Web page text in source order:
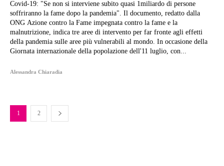
Covid-19: "Se non si interviene subito quasi 1miliardo di persone
soffriranno la fame dopo la pandemia". Il documento, redatto dalla
ONG Azione contro la Fame impegnata contro la fame e la
malnutrizione, indica tre aree di intervento per far fronte agli effetti
della pandemia sulle aree più vulnerabili al mondo. In occasione della
Giornata internazionale della popolazione dell'11 luglio, con...
Alessandra Chiaradia
1 2